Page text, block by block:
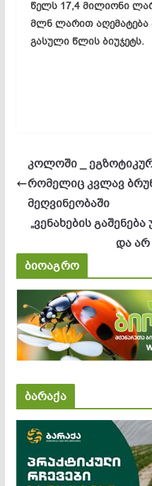
წელს 17,4 მილიონი
მლნ ლარით აღემატება
გასული წლის ბიუჯეტს.
კოლოში _
რომელიც კვლავ
მეღვინეობაში
„ვენახების
და არ
ბიოაგრო
ბარაქა